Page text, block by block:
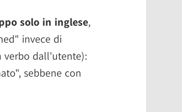
solo in inglese,
invece di
verbo dall'utente):
sebbene con